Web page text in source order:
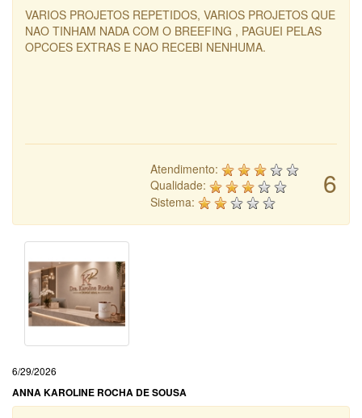
VARIOS PROJETOS REPETIDOS, VARIOS PROJETOS QUE
NAO TINHAM NADA COM O BREEFING , PAGUEI PELAS
OPCOES EXTRAS E NAO RECEBI NENHUMA.
6
Atendimento:
Qualidade:
Sistema:
6/29/2026
ANNA KAROLINE ROCHA DE SOUSA